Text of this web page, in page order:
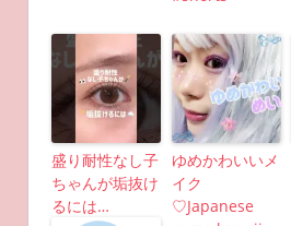
盛り耐性なし子
ちゃんが垢抜け
るには…
ゆめかわいいメ
イク
♡Japanese